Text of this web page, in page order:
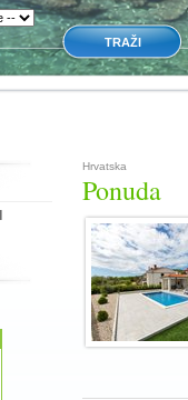
Hrvatska
Ponuda